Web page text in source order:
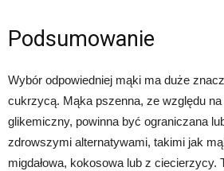
Podsumowanie
Wybór odpowiedniej mąki ma duże
cukrzycą. Mąka pszenna, ze względu
glikemiczny, powinna być ograniczana
zdrowszymi alternatywami, takimi jak
migdałowa, kokosowa lub z ciecierzycy.